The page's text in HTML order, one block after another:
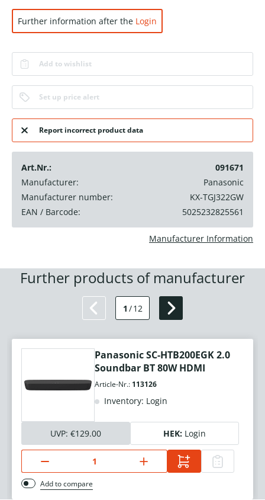
Further information after the Login
Add to wishlist
Set up price alert
Report incorrect product data
Art.Nr.:
091671
Manufacturer:
Panasonic
Manufacturer number:
KX-TGJ322GW
EAN / Barcode:
5025232825561
Manufacturer Information
Further products of manufacturer
1 /12
Panasonic SC-HTB200EGK 2.0
Soundbar BT 80W HDMI
Article-Nr.: 113126
Inventory: Login
UVP: €129.00 HEK: Login
Add to compare